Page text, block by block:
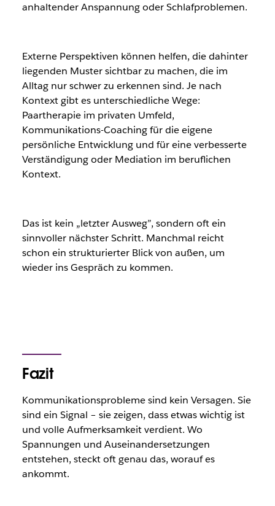
anhaltender Anspannung oder Schlafproblemen.
Externe Perspektiven können helfen, die dahinter
liegenden Muster sichtbar zu machen, die im
Alltag nur schwer zu erkennen sind. Je nach
Kontext gibt es unterschiedliche Wege:
Paartherapie im privaten Umfeld,
Kommunikations-Coaching für die eigene
persönliche Entwicklung und für eine verbesserte
Verständigung oder Mediation im beruflichen
Kontext.
Das ist kein „letzter Ausweg”, sondern oft ein
sinnvoller nächster Schritt. Manchmal reicht
schon ein strukturierter Blick von außen, um
wieder ins Gespräch zu kommen.
Fazit
Kommunikationsprobleme sind kein Versagen. Sie
sind ein Signal – sie zeigen, dass etwas wichtig ist
und volle Aufmerksamkeit verdient. Wo
Spannungen und Auseinandersetzungen
entstehen, steckt oft genau das, worauf es
ankommt.